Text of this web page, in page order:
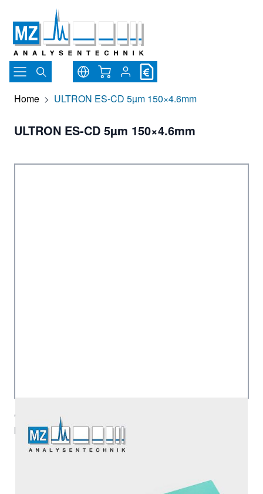
Direkt zum Inhalt
Warenkorb
Home > ULTRON ES-CD 5µm 150×4.6mm
ULTRON ES-CD 5µm 150×4.6mm
Artikelnummer:
Hersteller: Shinwa Chemical Industries Ltd